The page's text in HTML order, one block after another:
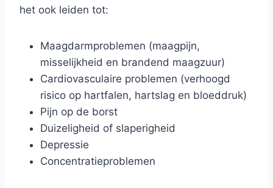
het ook leiden tot:
Maagdarmproblemen (maagpijn,
misselijkheid en brandend maagzuur)
Cardiovasculaire problemen (verhoogd
risico op hartfalen, hartslag en bloeddruk)
Pijn op de borst
Duizeligheid of slaperigheid
Depressie
Concentratieproblemen